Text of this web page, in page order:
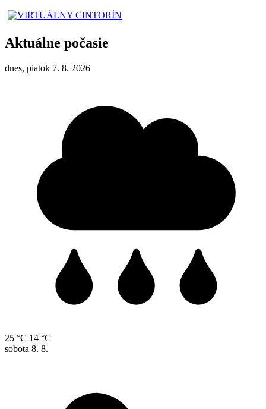
Aktuálne počasie
dnes, piatok 7. 8. 2026
25 °C 14 °C
sobota 8. 8.